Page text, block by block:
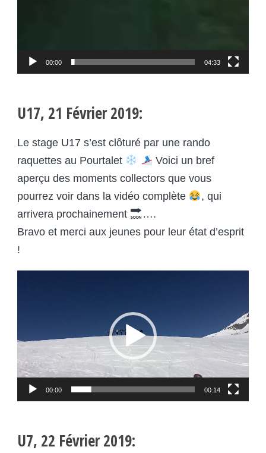
00:00 04:33
U17, 21 Février 2019:
Le stage U17 s’est clôturé par une rando
raquettes au Pourtalet
Voici un bref
aperçu des moments collectors que vous
pourrez voir dans la vidéo complète
, qui
arrivera prochainement
….
Bravo et merci aux jeunes pour leur état d’esprit
!
00:00 00:14
U7, 22 Février 2019: